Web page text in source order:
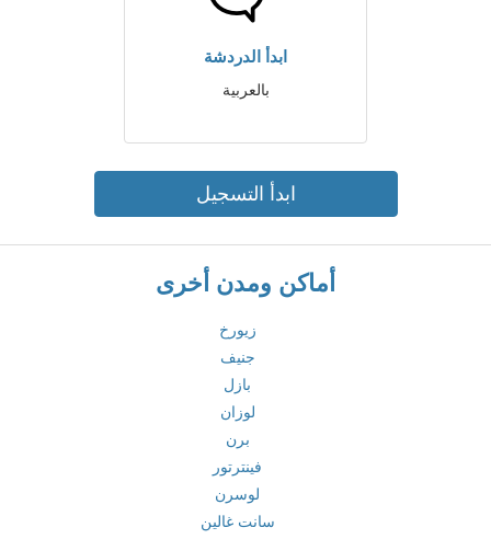
ابدأ الدردشة
بالعربية
ابدأ التسجيل
أماكن ومدن أخرى
زيورخ
جنيف
بازل
لوزان
برن
فينترتور
لوسرن
سانت غالين